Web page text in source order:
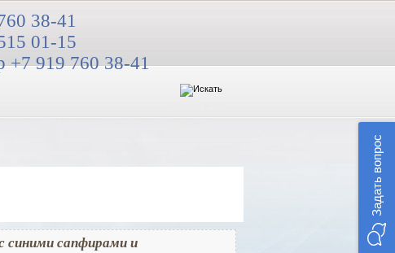
38-41
01-15
+7 919 760 38-41
синими сапфирами и
Задать вопрос